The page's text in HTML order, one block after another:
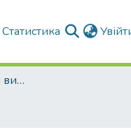
Статистика
Навчально-методичні видання